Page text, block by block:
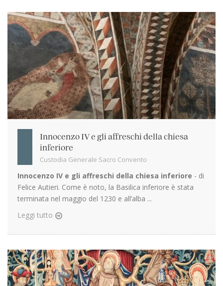
Innocenzo IV e gli affreschi della chiesa
inferiore
Custodia Generale Sacro Convento
Innocenzo IV e gli affreschi della chiesa inferiore - di
Felice Autieri. Come è noto, la Basilica inferiore è stata
terminata nel maggio del 1230 e all’alba ...
Leggi tutto